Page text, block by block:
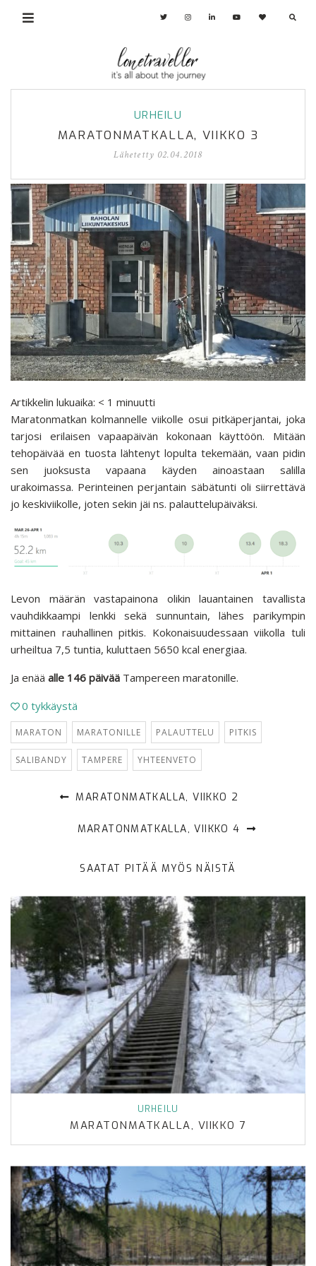
URHEILU
MARATONMATKALLA, VIIKKO 3
Lähetetty 02.04.2018
Artikkelin lukuaika: < 1 minuutti
Maratonmatkan kolmannelle viikolle osui pitkäperjantai, joka
tarjosi erilaisen vapaapäivän kokonaan käyttöön. Mitään
tehopäivää en tuosta lähtenyt lopulta tekemään, vaan pidin
sen juoksusta vapaana käyden ainoastaan salilla
urakoimassa. Perinteinen perjantain säbätunti oli siirrettävä
jo keskiviikolle, joten sekin jäi ns. palauttelupäiväksi.
Levon määrän vastapainona olikin lauantainen tavallista
vauhdikkaampi lenkki sekä sunnuntain, lähes parikympin
mittainen rauhallinen pitkis. Kokonaisuudessaan viikolla tuli
urheiltua 7,5 tuntia, kuluttaen 5650 kcal energiaa.
Ja enää alle 146 päivää Tampereen maratonille.
0 tykkäystä
MARATON MARATONILLE PALAUTTELU PITKIS
SALIBANDY TAMPERE YHTEENVETO
MARATONMATKALLA, VIIKKO 2
MARATONMATKALLA, VIIKKO 4
SAATAT PITÄÄ MYÖS NÄISTÄ
URHEILU
MARATONMATKALLA, VIIKKO 7